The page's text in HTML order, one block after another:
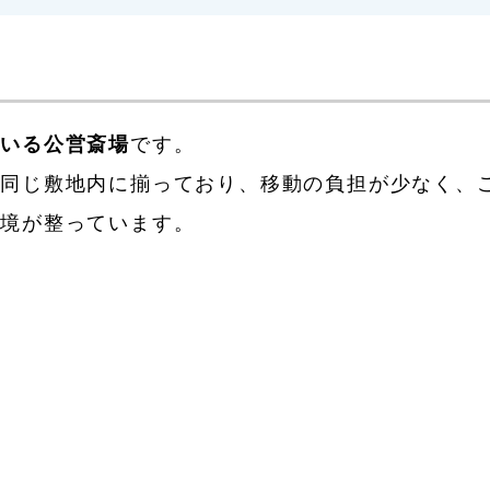
る公営斎場です。
じ敷地内に揃っており、移動の負担が少なく、
が整っています。